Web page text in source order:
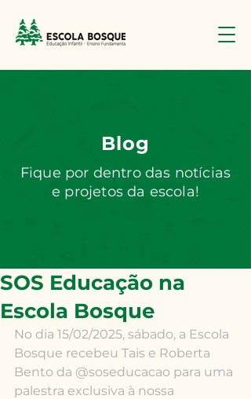
Blog
Fique por dentro das notícias
e projetos da escola!
SOS Educação na
Escola Bosque
No dia 15/02/2025, sábado, a Escola
Bosque recebeu Tais e Roberta
Bento da @soseducacao para uma
palestra exclusiva à nossa